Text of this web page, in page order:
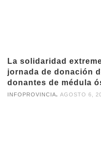
La solidaridad
jornada de donación
donantes de médula
INFOPROVINCIA, AGOSTO 6,